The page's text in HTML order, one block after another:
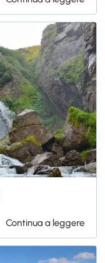
Continua a leggere